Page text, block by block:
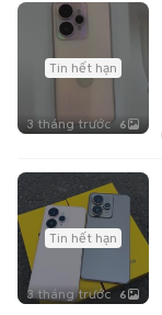
Tin hết hạn
3 tháng trước 6
Tin hết hạn
3 tháng trước 6